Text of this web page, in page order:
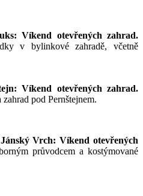
Víkend otevřených zahrad.
v bylinkové zahradě, včetně
Víkend otevřených zahrad.
pod Pernštejnem.
Vrch: Víkend otevřených
průvodcem a kostýmované